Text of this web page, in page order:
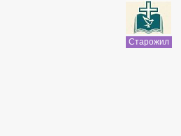
Старожил